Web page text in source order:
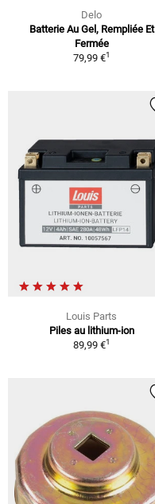
Delo
Batterie Au Gel, Rempliée Et
Fermée
79,99 €1
Louis Parts
Piles au lithium-ion
89,99 €1